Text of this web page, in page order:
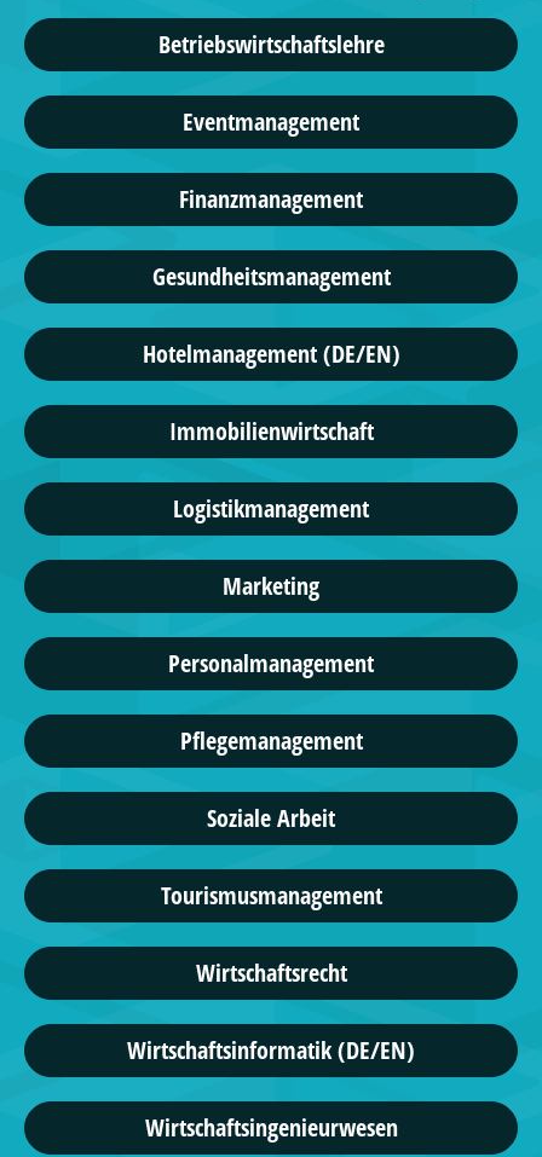
Betriebswirtschaftslehre
Eventmanagement
Finanzmanagement
Gesundheitsmanagement
Hotelmanagement (DE/EN)
Immobilienwirtschaft
Logistikmanagement
Marketing
Personalmanagement
Pflegemanagement
Soziale Arbeit
Tourismusmanagement
Wirtschaftsrecht
Wirtschaftsinformatik (DE/EN)
Wirtschaftsingenieurwesen